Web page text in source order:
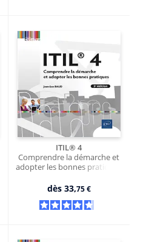
ITIL® 4
Comprendre la démarche et
adopter les bonnes pratiques
dès 33,75 €